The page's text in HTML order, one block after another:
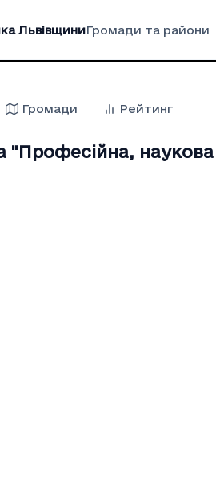
ЛьвівщиниГромади та райони
Громади Рейтинг
"Професiйна,